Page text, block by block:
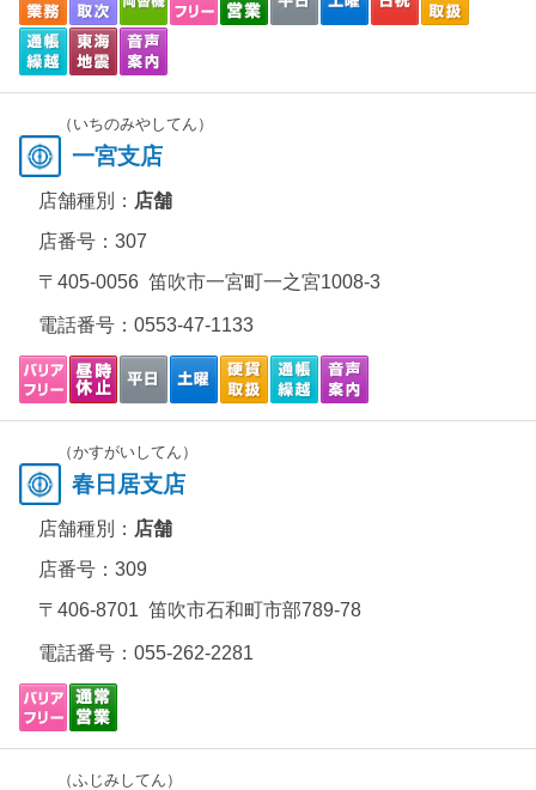
（いちのみやしてん）
一宮支店
店舗種別： 店舗
店番号：307
〒405-0056 笛吹市一宮町一之宮1008-3
電話番号： 0553-47-1133
（かすがいしてん）
春日居支店
店舗種別： 店舗
店番号：309
〒406-8701 笛吹市石和町市部789-78
電話番号： 055-262-2281
（ふじみしてん）